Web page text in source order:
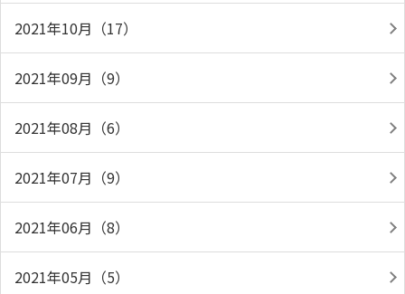
2021年10月（17）
2021年09月（9）
2021年08月（6）
2021年07月（9）
2021年06月（8）
2021年05月（5）